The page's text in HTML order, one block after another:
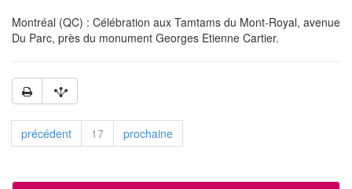
Montréal (QC) : Célébration aux Tamtams du Mont-Royal, avenue
Du Parc, près du monument Georges Etienne Cartier.
précédent 17 prochaine